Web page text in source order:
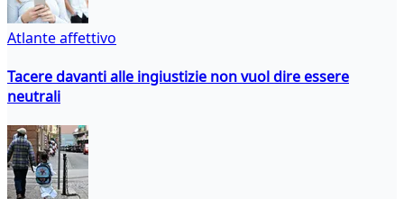
Atlante affettivo
Tacere davanti alle ingiustizie non vuol dire essere
neutrali